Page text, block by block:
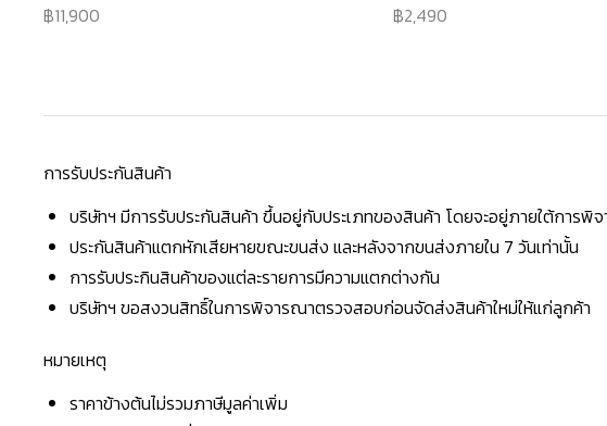
11,900 2,490
การรับประกันสินค้า
บริษัทฯ มีการรับประกันสินค้า ขึ้นอยู่กับประเภทของสินค้า โดยจะอยู่ภายใต้การพิ
ประกันสินค้าแตกหักเสียหายขณะขนส่ง และหลังจากขนส่งภายใน 7 วันเท่านั้น
การรับประกินสินค้าของแต่ละรายการมีความแตกต่างกัน
บริษัทฯ ขอสงวนสิทธิ์ในการพิจารณาตรวจสอบก่อนจัดส่งสินค้าใหม่ให้แก่ลูกค้า
หมายเหตุ
ราคาข้างต้นไม่รวมภาษีมูลค่าเพิ่ม